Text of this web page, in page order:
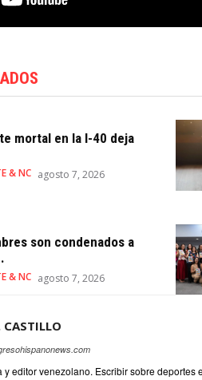
mortal en la I-40 deja
& NC agosto 7, 2026
son condenados a
& NC agosto 7, 2026
CASTILLO
y editor venezolano. Escribir sobre